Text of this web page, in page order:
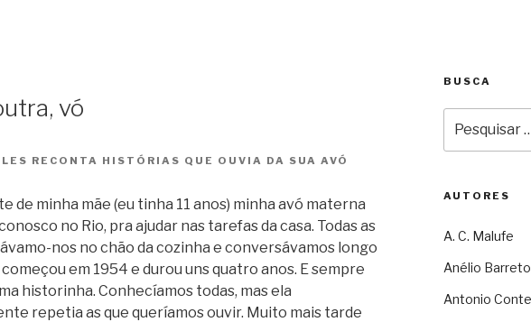
vó
RECONTA HISTÓRIAS QUE OUVIA DA SUA AVÓ
de minha mãe (eu tinha 11 anos) minha avó materna
no Rio, pra ajudar nas tarefas da casa. Todas as
nos no chão da cozinha e conversávamos longo
em 1954 e durou uns quatro anos. E sempre
historinha. Conhecíamos todas, mas ela
repetia as que queríamos ouvir. Muito mais tarde
BUSCA
por:
AUTORES
A. C. Malufe
Anélio Barreto
Antonio